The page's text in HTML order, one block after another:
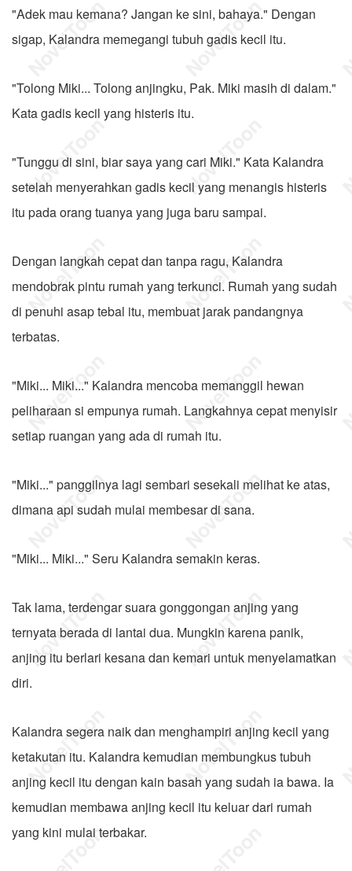
"Adek mau kemana? Jangan ke sini, bahaya." Dengan
sigap, Kalandra memegangi tubuh gadis kecil itu.
"Tolong Miki... Tolong anjingku, Pak. Miki masih di dalam."
Kata gadis kecil yang histeris itu.
"Tunggu di sini, biar saya yang cari Miki." Kata Kalandra
setelah menyerahkan gadis kecil yang menangis histeris
itu pada orang tuanya yang juga baru sampai.
Dengan langkah cepat dan tanpa ragu, Kalandra
mendobrak pintu rumah yang terkunci. Rumah yang sudah
di penuhi asap tebal itu, membuat jarak pandangnya
terbatas.
"Miki... Miki..." Kalandra mencoba memanggil hewan
peliharaan si empunya rumah. Langkahnya cepat menyisir
setiap ruangan yang ada di rumah itu.
"Miki..." panggilnya lagi sembari sesekali melihat ke atas,
dimana api sudah mulai membesar di sana.
"Miki... Miki..." Seru Kalandra semakin keras.
Tak lama, terdengar suara gonggongan anjing yang
ternyata berada di lantai dua. Mungkin karena panik,
anjing itu berlari kesana dan kemari untuk menyelamatkan
diri.
Kalandra segera naik dan menghampiri anjing kecil yang
ketakutan itu. Kalandra kemudian membungkus tubuh
anjing kecil itu dengan kain basah yang sudah ia bawa. Ia
kemudian membawa anjing kecil itu keluar dari rumah
yang kini mulai terbakar.